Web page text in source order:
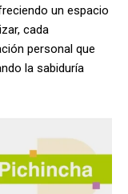
un espacio
cada
personal que
la sabiduría